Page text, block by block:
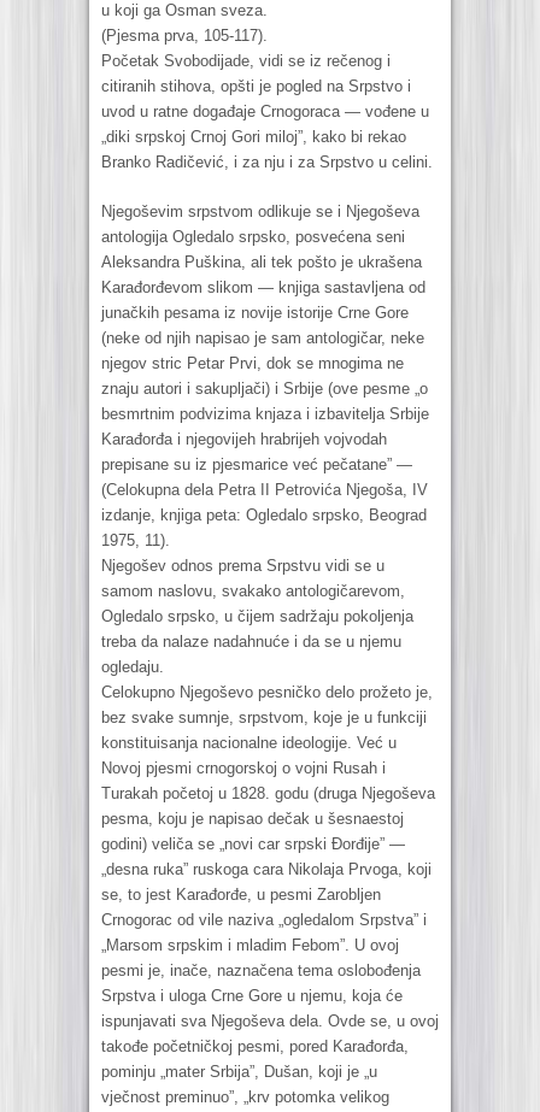
u koji ga Osman sveza.
(Pjesma prva, 105-117).
Početak Svobodijade, vidi se iz rečenog i
citiranih stihova, opšti je pogled na Srpstvo i
uvod u ratne događaje Crnogoraca — vođene u
„diki srpskoj Crnoj Gori miloj”, kako bi rekao
Branko Radičević, i za nju i za Srpstvo u celini.
Njegoševim srpstvom odlikuje se i Njegoševa
antologija Ogledalo srpsko, posvećena seni
Aleksandra Puškina, ali tek pošto je ukrašena
Karađorđevom slikom — knjiga sastavljena od
junačkih pesama iz novije istorije Crne Gore
(neke od njih napisao je sam antologičar, neke
njegov stric Petar Prvi, dok se mnogima ne
znaju autori i sakupljači) i Srbije (ove pesme „o
besmrtnim podvizima knjaza i izbavitelja Srbije
Karađorđa i njegovijeh hrabrijeh vojvodah
prepisane su iz pjesmarice već pečatane” —
(Celokupna dela Petra II Petrovića Njegoša, IV
izdanje, knjiga peta: Ogledalo srpsko, Beograd
1975, 11).
Njegošev odnos prema Srpstvu vidi se u
samom naslovu, svakako antologičarevom,
Ogledalo srpsko, u čijem sadržaju pokoljenja
treba da nalaze nadahnuće i da se u njemu
ogledaju.
Celokupno Njegoševo pesničko delo prožeto je,
bez svake sumnje, srpstvom, koje je u funkciji
konstituisanja nacionalne ideologije. Već u
Novoj pjesmi crnogorskoj o vojni Rusah i
Turakah početoj u 1828. godu (druga Njegoševa
pesma, koju je napisao dečak u šesnaestoj
godini) veliča se „novi car srpski Đorđije” —
„desna ruka” ruskoga cara Nikolaja Prvoga, koji
se, to jest Karađorđe, u pesmi Zarobljen
Crnogorac od vile naziva „ogledalom Srpstva” i
„Marsom srpskim i mladim Febom”. U ovoj
pesmi je, inače, naznačena tema oslobođenja
Srpstva i uloga Crne Gore u njemu, koja će
ispunjavati sva Njegoševa dela. Ovde se, u ovoj
takođe početničkoj pesmi, pored Karađorđa,
pominju „mater Srbija”, Dušan, koji je „u
vječnost preminuo”, „krv potomka velikog